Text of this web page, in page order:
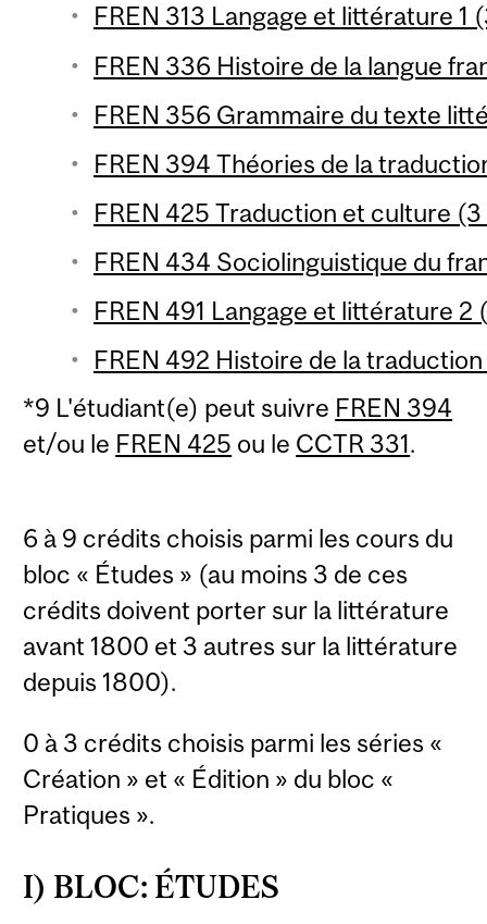
FREN 313 Langage et littérature 1
FREN 336 Histoire de la langue
FREN 356 Grammaire du texte
FREN 394 Théories de la
FREN 425 Traduction et culture
FREN 434 Sociolinguistique du
FREN 491 Langage et littérature 2
FREN 492 Histoire de la
*9 L'étudiant(e) peut suivre FREN 394
et/ou le FREN 425 ou le CCTR 331.
6 à 9 crédits choisis parmi les cours du
bloc « Études » (au moins 3 de ces
crédits doivent porter sur la littérature
avant 1800 et 3 autres sur la littérature
depuis 1800).
0 à 3 crédits choisis parmi les séries «
Création » et « Édition » du bloc «
Pratiques ».
I) BLOC: ÉTUDES